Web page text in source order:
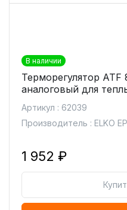
В наличии
Терморегулятор ATF
аналоговый для
Артикул : 62039
Производитель : ELKO EP
1 952 ₽